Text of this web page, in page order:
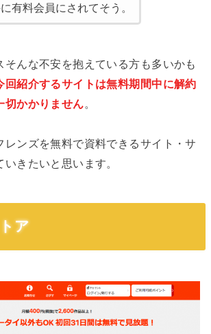
有料会員にされてそう。
そんな不安を抱えている方も多いかも
回紹介するサイトは無料期間中に解約
切かかりません。
レンズを無料で資料できるサイト・サ
きたいと思います。
ア